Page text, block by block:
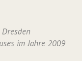
im Jahre 2009